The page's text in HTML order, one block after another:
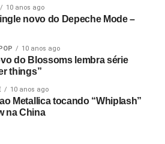
10 anos ago
novo do Depeche Mode –
10 anos ago
do Blossoms lembra série
things”
10 anos ago
Metallica tocando “Whiplash”
na China